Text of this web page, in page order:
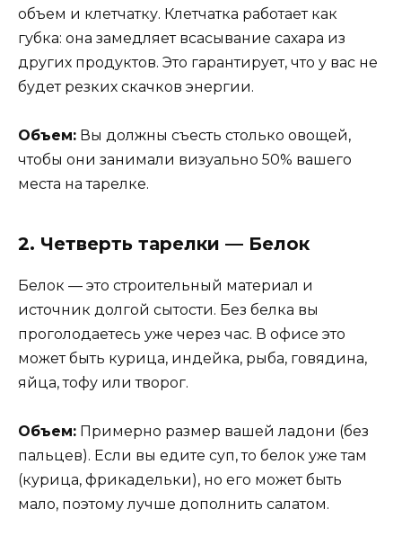
объем и клетчатку. Клетчатка работает как
губка: она замедляет всасывание сахара из
других продуктов. Это гарантирует, что у вас не
будет резких скачков энергии.
Объем: Вы должны съесть столько овощей,
чтобы они занимали визуально 50% вашего
места на тарелке.
2. Четверть тарелки — Белок
Белок — это строительный материал и
источник долгой сытости. Без белка вы
проголодаетесь уже через час. В офисе это
может быть курица, индейка, рыба, говядина,
яйца, тофу или творог.
Объем: Примерно размер вашей ладони (без
пальцев). Если вы едите суп, то белок уже там
(курица, фрикадельки), но его может быть
мало, поэтому лучше дополнить салатом.